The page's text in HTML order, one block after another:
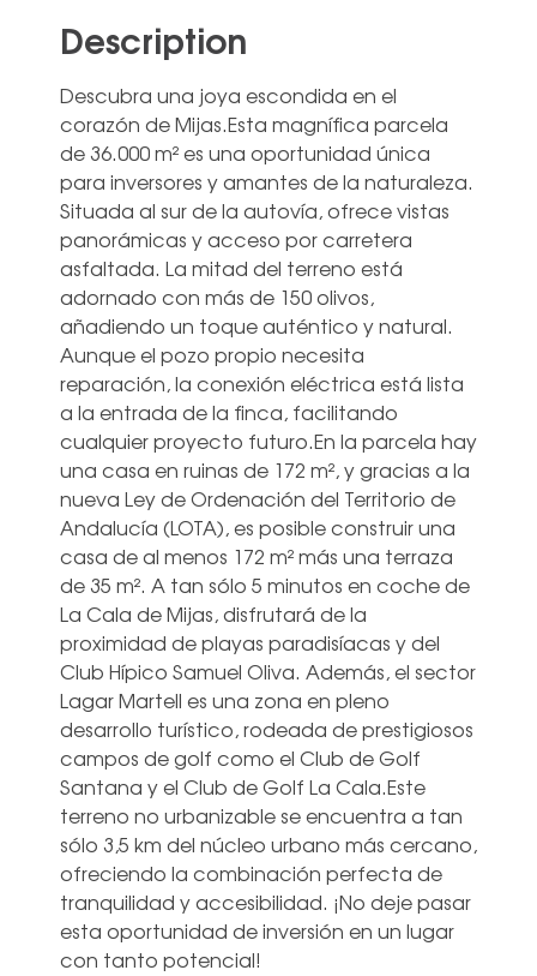
Description
Descubra una joya escondida en el
corazón de Mijas.Esta magnífica parcela
de 36.000 m² es una oportunidad única
para inversores y amantes de la naturaleza.
Situada al sur de la autovía, ofrece vistas
panorámicas y acceso por carretera
asfaltada. La mitad del terreno está
adornado con más de 150 olivos,
añadiendo un toque auténtico y natural.
Aunque el pozo propio necesita
reparación, la conexión eléctrica está lista
a la entrada de la finca, facilitando
cualquier proyecto futuro.En la parcela hay
una casa en ruinas de 172 m², y gracias a la
nueva Ley de Ordenación del Territorio de
Andalucía (LOTA), es posible construir una
casa de al menos 172 m² más una terraza
de 35 m². A tan sólo 5 minutos en coche de
La Cala de Mijas, disfrutará de la
proximidad de playas paradisíacas y del
Club Hípico Samuel Oliva. Además, el sector
Lagar Martell es una zona en pleno
desarrollo turístico, rodeada de prestigiosos
campos de golf como el Club de Golf
Santana y el Club de Golf La Cala.Este
terreno no urbanizable se encuentra a tan
‌sólo ‌3,5 ‌km ‌del núcleo ‌urbano más ‌cercano,
ofreciendo la combinación perfecta ‌de
‌tranquilidad ‌y accesibilidad. ‌¡No deje pasar
‌esta oportunidad de ‌inversión ‌en ‌un ‌lugar
‌con ‌tanto ‌potencial!